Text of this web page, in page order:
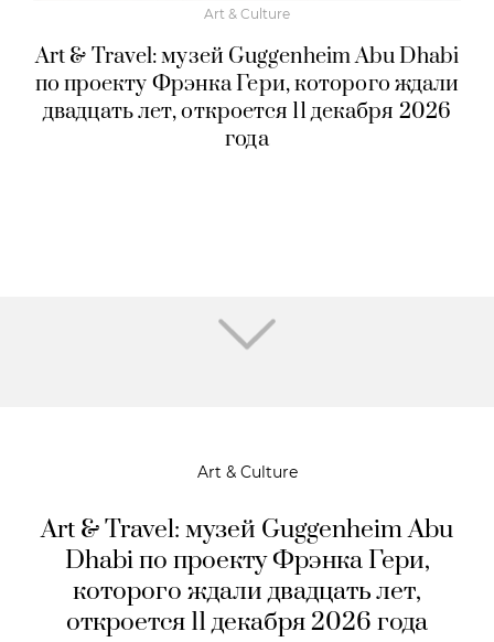
Art & Culture
Art & Travel: музей Guggenheim Abu Dhabi
по проекту Фрэнка Гери, которого ждали
двадцать лет, откроется 11 декабря 2026
года
Art & Culture
Art & Travel: музей Guggenheim Abu
Dhabi по проекту Фрэнка Гери,
которого ждали двадцать лет,
откроется 11 декабря 2026 года